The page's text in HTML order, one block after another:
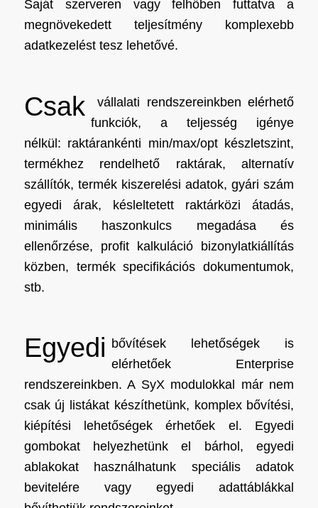
Saját szerveren vagy felhőben futtatva a
megnövekedett teljesítmény komplexebb
adatkezelést tesz lehetővé.
Csak
vállalati rendszereinkben elérhető
funkciók, a teljesség igénye
nélkül: raktárankénti min/max/opt készletszint,
termékhez rendelhető raktárak, alternatív
szállítók, termék kiszerelési adatok, gyári szám
egyedi árak, késleltetett raktárközi átadás,
minimális haszonkulcs megadása és
ellenőrzése, profit kalkuláció bizonylatkiállítás
közben, termék specifikációs dokumentumok,
stb.
Egyedi bővítések lehetőségek is
elérhetőek Enterprise
rendszereinkben. A SyX modulokkal már nem
csak új listákat készíthetünk, komplex bővítési,
kiépítési lehetőségek érhetőek el. Egyedi
gombokat helyezhetünk el bárhol, egyedi
ablakokat használhatunk speciális adatok
bevitelére vagy egyedi adattáblákkal